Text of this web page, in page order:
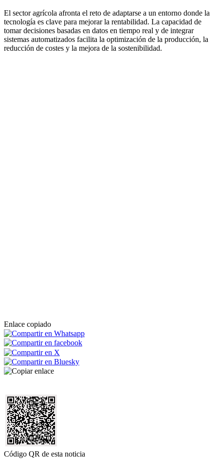
El sector agrícola afronta el reto de adaptarse a un entorno donde la
tecnología es clave para mejorar la rentabilidad. La capacidad de
tomar decisiones basadas en datos en tiempo real y de integrar
sistemas automatizados facilita la optimización de la producción, la
reducción de costes y la mejora de la sostenibilidad.
Enlace copiado
Código QR de esta noticia